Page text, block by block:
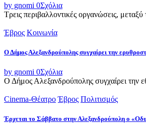
by gnomi 0Σχόλια
Τρεις περιβαλλοντικές οργανώσεις,
Έβρος Κοινωνία
Ο Δήμος Αλεξανδρούπολης συγχαίρει την
by gnomi 0Σχόλια
Ο Δήμος Αλεξανδρούπολης συγχαίρει την
Cinema-Θέατρο Έβρος Πολιτισμός
Έρχεται το Σάββατο στην Αλεξανδρούπολη ο